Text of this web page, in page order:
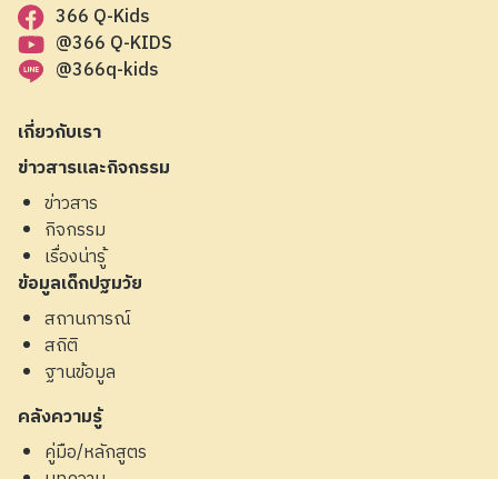
เกี่ยวกับเรา
ข่าวสารและกิจกรรม
ข่าวสาร
กิจกรรม
เรื่องน่ารู้
ข้อมูลเด็กปฐมวัย
สถานการณ์
สถิติ
ฐานข้อมูล
คลังความรู้
คู่มือ/หลักสูตร
366 Q-Kids
@366 Q-KIDS
@366q-kids